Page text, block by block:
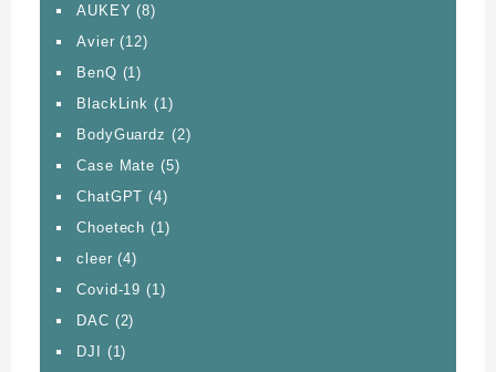
AUKEY (8)
Avier (12)
BenQ (1)
BlackLink (1)
BodyGuardz (2)
Case Mate (5)
ChatGPT (4)
Choetech (1)
cleer (4)
Covid-19 (1)
DAC (2)
DJI
(1)